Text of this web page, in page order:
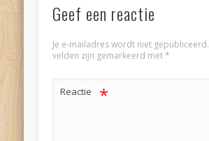
Geef een reactie
Je e-mailadres wordt niet gepubliceerd.
velden zijn gemarkeerd met*
Reactie *